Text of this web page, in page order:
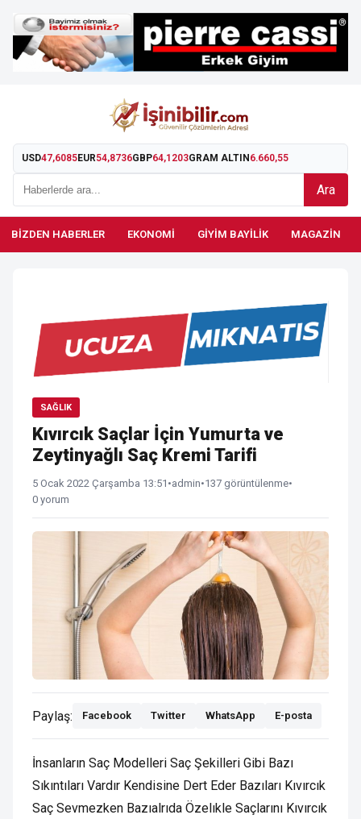
USD47,6085EUR54,8736GBP64,1203GRAM ALTIN 6.660,55
Ara
BIZDEN HABERLER EKONOMI GIYIM BAYILIK MAGAZIN
SAĞLIK
Kıvırcık Saçlar İçin Yumurta ve
Zeytinyağlı Saç Kremi Tarifi
5 Ocak 2022 Çarşamba 13:51 •admin•137 görüntülenme•
0 yorum
Paylaş: Facebook Twitter WhatsApp E-posta
İnsanların Saç Modelleri Saç Şekilleri Gibi Bazı
Sıkıntıları Vardır Kendisine Dert Eder Bazıları Kıvırcık
Saç Sevmezken Bazıalrıda Özelıkle Saçlarını Kıvırcık